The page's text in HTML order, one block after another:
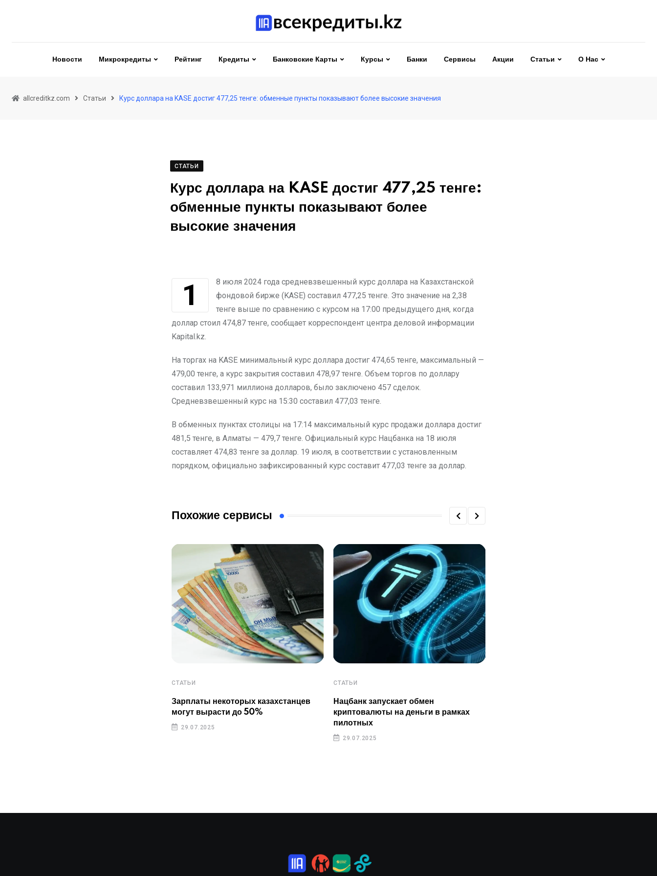
Новости Микрокредиты Рейтинг Кредиты Банковские Карты Курсы Банки Сервисы Акции Статьи О Нас
allcreditkz.com Статьи Курс доллара на KASE достиг 477,25 тенге: обменные пункты показывают более высокие значения
СТАТЬИ
Курс доллара на KASE достиг 477,25 тенге:
обменные пункты показывают более
высокие значения
18 июля 2024 года средневзвешенный курс доллара на Казахстанской
фондовой бирже (KASE) составил 477,25 тенге. Это значение на 2,38
тенге выше по сравнению с курсом на 17:00 предыдущего дня, когда
доллар стоил 474,87 тенге, сообщает корреспондент центра деловой информации
Kapital.kz.
На торгах на KASE минимальный курс доллара достиг 474,65 тенге, максимальный —
479,00 тенге, а курс закрытия составил 478,97 тенге. Объем торгов по доллару
составил 133,971 миллиона долларов, было заключено 457 сделок.
Средневзвешенный курс на 15:30 составил 477,03 тенге.
В обменных пунктах столицы на 17:14 максимальный курс продажи доллара достиг
481,5 тенге, в Алматы — 479,7 тенге. Официальный курс Нацбанка на 18 июля
составляет 474,83 тенге за доллар. 19 июля, в соответствии с установленным
порядком, официально зафиксированный курс составит 477,03 тенге за доллар.
Похожие сервисы
СТАТЬИ
Зарплаты некоторых казахстанцев
могут вырасти до 50%
29.07.2025
СТАТЬИ
Нацбанк запускает обмен
криптовалюты на деньги в рамках
пилотных
29.07.2025